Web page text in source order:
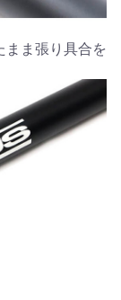
まま張り具合を